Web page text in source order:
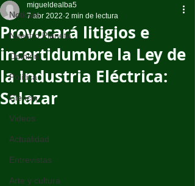
Noticias
Nuestro Planeta
Opinión
Política
Ciencia
Videos
Actualidad
Entrevistas
Arte y cultura
Provocará litigios e
incertidumbre la Ley de
la Industria Eléctrica:
Salazar
migueldealba5
7 abr 2022 2 min de lectura